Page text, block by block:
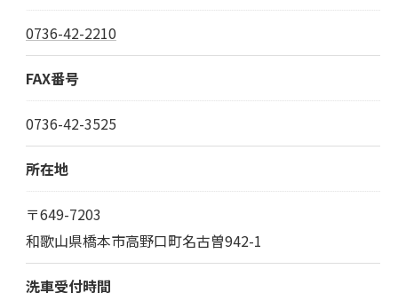
0736-42-2210
FAX番号
0736-42-3525
所在地
〒649-7203
和歌山県橋本市高野口町名古曽942-1
洗車受付時間